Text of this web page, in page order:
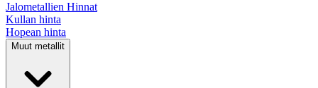
Jalometallien Hinnat
Kullan hinta
Hopean hinta
Muut metallit